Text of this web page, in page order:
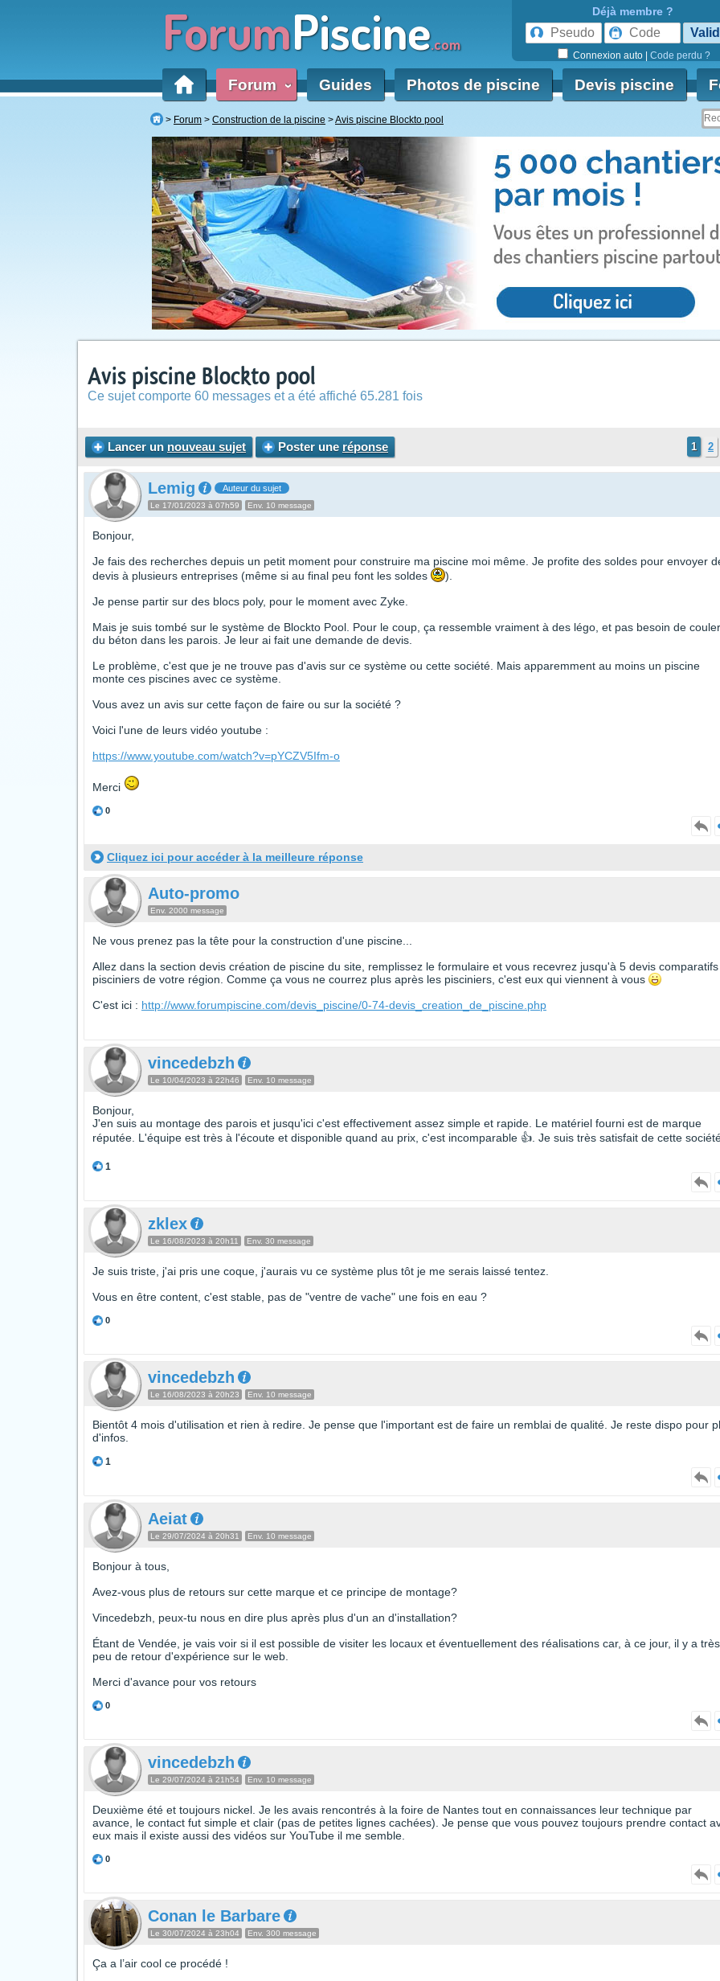
ForumPiscine.com
Déjà membre ?
Connexion auto Code perdu ?
Forum ‹ Guides Photos de piscine Devis piscine
Forum Construction de la piscine Avis piscine Blockto pool
Avis piscine Blockto pool
Ce sujet comporte 60 messages et a été affiché 65.281 fois
Lancer un nouveau sujet Poster une réponse 1 2
Lemig Auteur du sujet
Le 17/01/2023 à 07h59 Env. 10 message
Bonjour,
Je fais des recherches depuis un petit moment pour construire ma piscine moi même. Je profite des soldes pour envoyer
devis à plusieurs entreprises (même si au final peu font les soldes
).
Je pense partir sur des blocs poly, pour le moment avec Zyke.
Mais je suis tombé sur le système de Blockto Pool. Pour le coup, ça ressemble vraiment à des légo, et pas besoin de couler
du béton dans les parois. Je leur ai fait une demande de devis.
Le problème, c'est que je ne trouve pas d'avis sur ce système ou cette société. Mais apparemment au moins un piscine
monte ces piscines avec ce système.
Vous avez un avis sur cette façon de faire ou sur la société ?
Voici l'une de leurs vidéo youtube :
https://www.youtube.com/watch?v=pYCZV5Ifm-o
Merci
0
Cliquez ici pour accéder à la meilleure réponse
Auto-promo
Env. 2000 message
Ne vous prenez pas la tête pour la construction d'une piscine...
Allez dans la section devis création de piscine du site, remplissez le formulaire et vous recevrez jusqu'à 5 devis
pisciniers de votre région. Comme ça vous ne courrez plus après les pisciniers, c'est eux qui viennent à vous
C'est ici : http://www.forumpiscine.com/devis_piscine/0-74-devis_creation_de_piscine.php
vincedebzh
Le 10/04/2023 à 22h46 Env. 10 message
Bonjour,
J'en suis au montage des parois et jusqu'ici c'est effectivement assez simple et rapide. Le matériel fourni est de marque
réputée. L'équipe est très à l'écoute et disponible quand au prix, c'est incomparable 👍. Je suis très satisfait de cette
1
zklex
Le 16/08/2023 à 20h11 Env. 30 message
Je suis triste, j'ai pris une coque, j'aurais vu ce système plus tôt je me serais laissé tentez.
Vous en être content, c'est stable, pas de "ventre de vache" une fois en eau ?
0
vincedebzh
Le 16/08/2023 à 20h23 Env. 10 message
Bientôt 4 mois d'utilisation et rien à redire. Je pense que l'important est de faire un remblai de qualité. Je reste dispo pour
d'infos.
1
Aeiat
Le 29/07/2024 à 20h31 Env. 10 message
Bonjour à tous,
Avez-vous plus de retours sur cette marque et ce principe de montage?
Vincedebzh, peux-tu nous en dire plus après plus d'un an d'installation?
Étant de Vendée, je vais voir si il est possible de visiter les locaux et éventuellement des réalisations car, à ce jour, il y a très
peu de retour d'expérience sur le web.
Merci d'avance pour vos retours
0
vincedebzh
Le 29/07/2024 à 21h54 Env. 10 message
Deuxième été et toujours nickel. Je les avais rencontrés à la foire de Nantes tout en connaissances leur technique par
avance, le contact fut simple et clair (pas de petites lignes cachées). Je pense que vous pouvez toujours prendre contact
eux mais il existe aussi des vidéos sur YouTube il me semble.
0
Conan le Barbare
Le 30/07/2024 à 23h04 Env. 300 message
Ça a l’air cool ce procédé !